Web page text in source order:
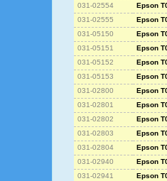
031-02554
Epson
031-02555
Epson
031-05150
Epson
031-05151
Epson
031-05152
Epson
031-05153
Epson
031-02800
Epson
031-02801
Epson
031-02802
Epson
031-02803
Epson
031-02804
Epson
031-02940
Epson
031-02941
Epson